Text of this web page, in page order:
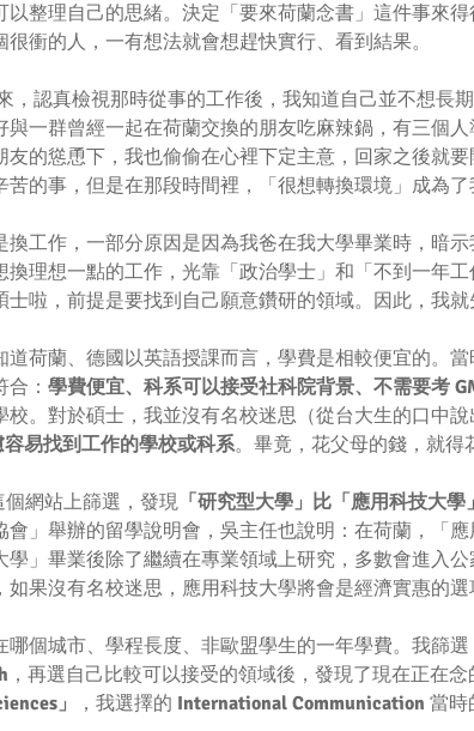
以整理自己的思緒。決定「要來荷蘭念書」這件事來
衝的人，一有想法就會想趕快實行、看到結果。
，認真檢視那時從事的工作後，我知道自己並不想長
一群曾經一起在荷蘭交換的朋友吃麻辣鍋，有三個人
友的慫恿下，我也偷偷在心裡下定主意，回家之後就
的事，但是在那段時間裡，「很想轉換環境」成為了
工作，一部分原因是因為我爸在我大學畢業時，暗示
換理想一點的工作，光靠「政治學士」和「不到一年
啦，前提是要找到自己願意鑽研的領域。因此，我就
道荷蘭、德國以英語授課而言，學費是相較便宜的。
合： 學費便宜、科系可以接受社科院背景、不需要考
校。對於碩士，我並沒有名校迷思（從台大生的口中
易找到工作的學校或科系。畢竟，花父母的錢，就得
個網站上篩選，發現 「研究型大學」比「應用科技大
會」舉辦的留學說明會，吳主任也說明：在荷蘭，「
學」畢業後除了繼續在專業領域上研究，多數會進入
果沒有名校迷思，應用科技大學將會是經濟實惠的選
哪個城市、學程長度、非歐盟學生的一年學費。我篩選
，再選自己比較可以接受的領域後，發現了現在正在
」
，我選擇的 International Communication 當時